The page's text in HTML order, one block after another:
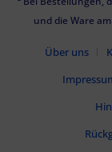
und die Ware
Über uns